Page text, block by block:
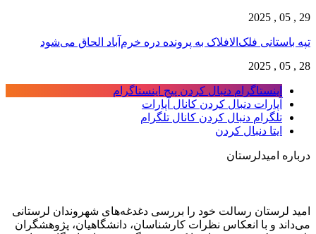
29 , 05 , 2025
تپه باستانی فلک‌الافلاک به پرونده دره خرم‌آباد الحاق می‌شود
28 , 05 , 2025
اینستاگرام دنبال کردن پیج اینستاگرام
آپارات دنبال کردن کانال آپارات
تلگرام دنبال کردن کانال تلگرام
ایتا دنبال کردن
درباره امیدلرستان
امید لرستان رسالت خود را بررسی دغدغه‌های شهروندان لرستانی
می‌داند و با انعکاس نظرات کارشناسان، دانشگاهیان، پژوهشگران